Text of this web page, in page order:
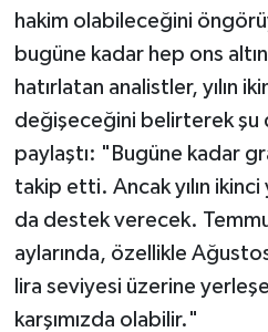
hakim olabileceğini
bugüne kadar hep ons
hatırlatan analistler, yılın
değişeceğini belirterek şu
paylaştı: "Bugüne kadar
takip etti. Ancak yılın ikinci
da destek verecek.
aylarında, özellikle
lira seviyesi üzerine
karşımızda olabilir."